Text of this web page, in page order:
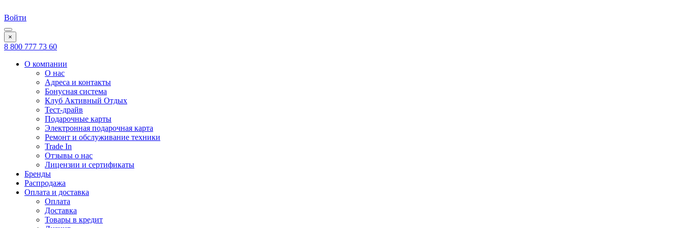
Войти
×
8 800 777 73 60
О компании
О нас
Адреса и контакты
Бонусная система
Клуб Активный Отдых
Тест-драйв
Подарочные карты
Электронная подарочная карта
Ремонт и обслуживание техники
Trade In
Отзывы о нас
Лицензии и сертификаты
Бренды
Распродажа
Оплата и доставка
Оплата
Доставка
Товары в кредит